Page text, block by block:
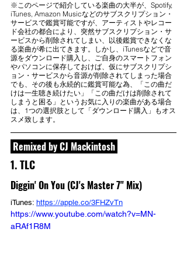
※このページで紹介している楽曲の大半が、Spotify,
iTunes, Amazon Musicなどのサブスクリプション・
サービスで鑑賞可能ですが、アーティストやレコー
ド会社の都合により、突然サブスクリプション・サ
ービスから削除されてしまい、以後鑑賞できなくな
る楽曲が希に出てきます。しかし、iTunesなどで音
源をダウンロード購入し、ご自身のスマートフォン
やパソコンに保存しておけば、仮にサブスクリプシ
ョン・サービスから音源が削除されてしまった場合
でも、その後も永続的に鑑賞可能な為、「この曲だ
けは一生聴き続けたい」「この曲だけは削除されて
しまうと困る」というお気に入りの楽曲がある場合
は、1つの選択肢として「ダウンロード購入」もオス
スメ致します。
Remixed by CJ Mackintosh
1. TLC
Diggin' On You (CJ's Master 7" Mix)
iTunes: https://apple.co/3FHZvTn
https://www.youtube.com/watch?v=MN-
aRAf1R8M